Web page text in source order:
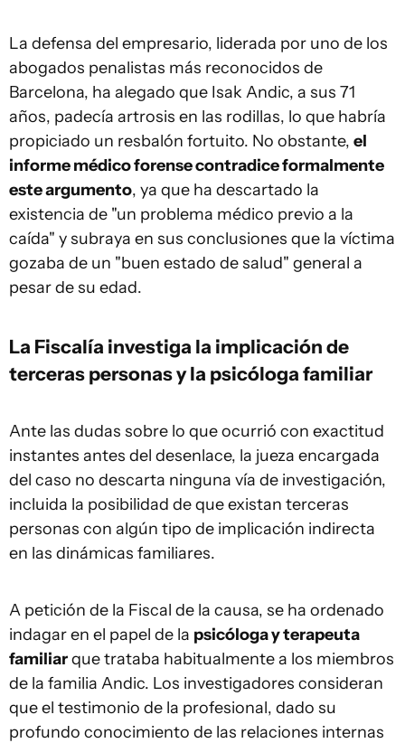
La defensa del empresario, liderada por uno de los
abogados penalistas más reconocidos de
Barcelona, ha alegado que Isak Andic, a sus 71
años, padecía artrosis en las rodillas, lo que habría
propiciado un resbalón fortuito. No obstante, el
informe médico forense contradice formalmente
este argumento, ya que ha descartado la
existencia de "un problema médico previo a la
caída" y subraya en sus conclusiones que la víctima
gozaba de un "buen estado de salud" general a
pesar de su edad.
La Fiscalía investiga la implicación de
terceras personas y la psicóloga familiar
Ante las dudas sobre lo que ocurrió con exactitud
instantes antes del desenlace, la jueza encargada
del caso no descarta ninguna vía de investigación,
incluida la posibilidad de que existan terceras
personas con algún tipo de implicación indirecta
en las dinámicas familiares.
A petición de la Fiscal de la causa, se ha ordenado
indagar en el papel de la psicóloga y terapeuta
familiarque trataba habitualmente a los miembros
de la familia Andic. Los investigadores consideran
que el testimonio de la profesional, dado su
profundo conocimiento de las relaciones internas